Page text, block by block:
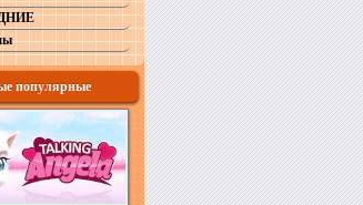
популярные